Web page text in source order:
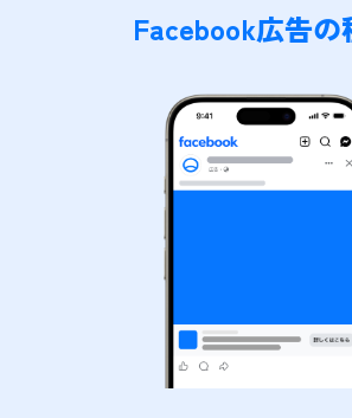
Facebook広告の